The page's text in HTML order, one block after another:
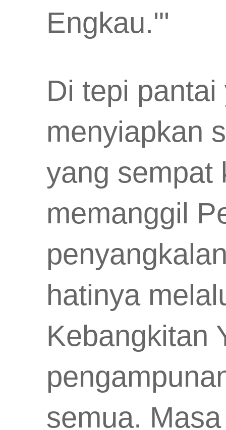
Engkau.'"
Di tepi
menyiapkan
yang sempat
memanggil
hatinya
Kebangkitan
semua.